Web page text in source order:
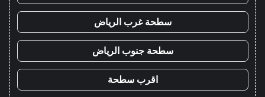
سطحة غرب الرياض
سطحة جنوب الرياض
اقرب سطحة